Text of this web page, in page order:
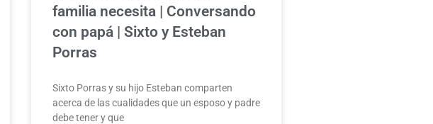
familia necesita | Conversando
con papá | Sixto y Esteban
Porras
Sixto Porras y su hijo Esteban comparten
acerca de las cualidades que un esposo y padre
debe tener y que